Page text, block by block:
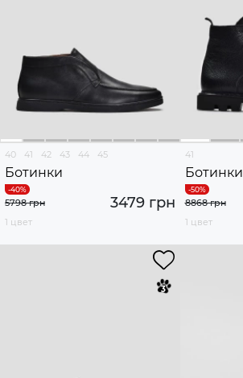
40 41 42 43 44 45
Ботинки
3479 грн
5798 грн
1 цвет
41
Ботинки
8868 грн
1 цвет